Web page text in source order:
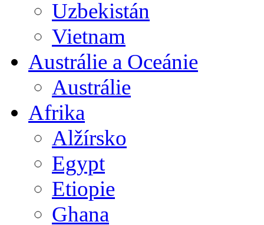
Uzbekistán
Vietnam
Austrálie a Oceánie
Austrálie
Afrika
Alžírsko
Egypt
Etiopie
Ghana